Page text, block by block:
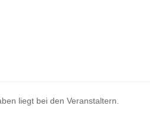
liegt bei den Veranstaltern.